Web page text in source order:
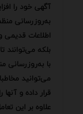
آگهی خود را
به‌روزرسانی
اطلاعات قدیمی
بلکه می‌توانند
با به‌روزرسانی
می‌توانید
قرار داده و
علاوه بر این